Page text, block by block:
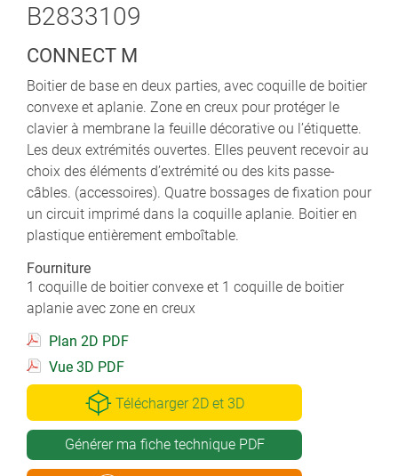
B2833109
CONNECT M
Boitier de base en deux parties, avec coquille de boitier
convexe et aplanie. Zone en creux pour protéger le
clavier à membrane la feuille décorative ou l’étiquette.
Les deux extrémités ouvertes. Elles peuvent recevoir au
choix des éléments d’extrémité ou des kits passe-
câbles. (accessoires). Quatre bossages de fixation pour
un circuit imprimé dans la coquille aplanie. Boitier en
plastique entièrement emboîtable.
Fourniture
1 coquille de boitier convexe et 1 coquille de boitier
aplanie avec zone en creux
Plan 2D PDF
Vue 3D PDF
Télécharger 2D et 3D
Générer ma fiche technique PDF